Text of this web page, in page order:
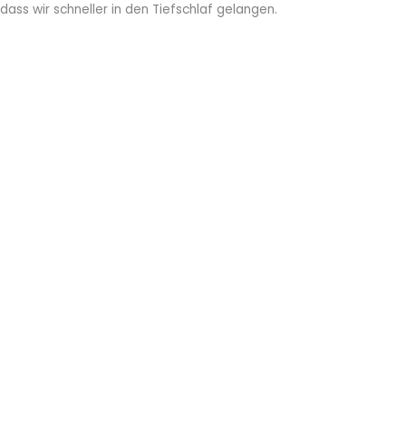
dass wir schneller in den Tiefschlaf gelangen.